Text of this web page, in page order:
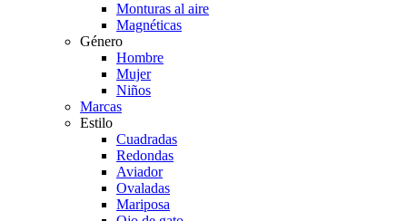
Monturas al aire
Magnéticas
Género
Hombre
Mujer
Niños
Marcas
Estilo
Cuadradas
Redondas
Aviador
Ovaladas
Mariposa